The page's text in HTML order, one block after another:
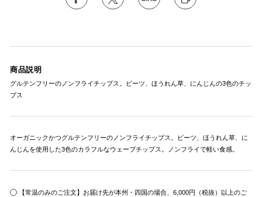
商品説明
グルテンフリーのノンフライチップス。ビーツ、ほうれん草、にんじんの3色のチッ
プス
オーガニックかつグルテンフリーのノンフライチップス。ビーツ、ほうれん草、に
んじんを使用した3色のカラフルなウェーブチップス。ノンフライで軽い食感。
【常温のみのご注文】お届け先が本州・四国の場合、6,000円（税抜）以上のご